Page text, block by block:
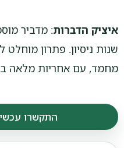
איציק הדברות
שנות ניסיון. פתרון מוחלט
מחמד, עם אחריות מלאה
התקשרו עכשיו 054-870-